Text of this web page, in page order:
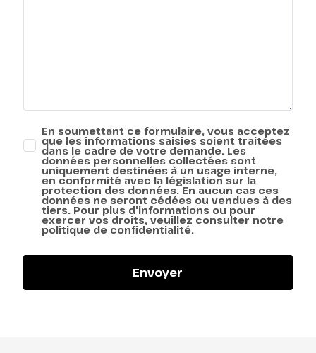
En soumettant ce formulaire, vous acceptez
que les informations saisies soient traitées
dans le cadre de votre demande. Les
données personnelles collectées sont
uniquement destinées à un usage interne,
en conformité avec la législation sur la
protection des données. En aucun cas ces
données ne seront cédées ou vendues à des
tiers. Pour plus d'informations ou pour
exercer vos droits, veuillez consulter notre
politique de confidentialité.